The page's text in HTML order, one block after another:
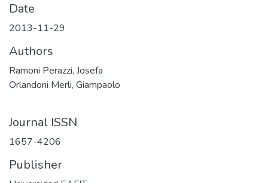
Date
2013-11-29
Authors
Ramoni Perazzi, Josefa
Orlandoni Merli, Giampaolo
Journal ISSN
1657-4206
Publisher